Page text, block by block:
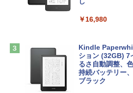
￥2,952
Apple 2026
13インチノート
igence、13.6イ
スプレイ、16GB
TB SSDストレー
4(最新 永続版)|
ows11、10/mac
￥39,582
ClaudeCode い
にもKindle出版
めのAIコーディ
￥99
￥16,980
Kindle
ション (32GB) 7
るさ自動調整、
持続バッテリー
ブラック